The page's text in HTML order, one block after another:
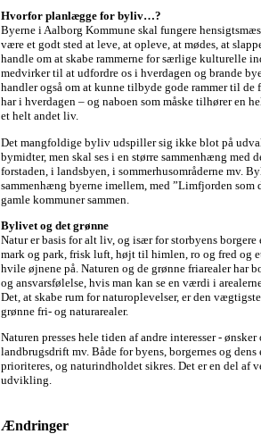
Hvorfor planlægge for byliv…?
Byerne i Aalborg Kommune skal fungere
være et godt sted at leve, at opleve, at mødes, at
handle om at skabe rammerne for særlige kulturelle
medvirker til at udfordre os i hverdagen og brande
handler også om at kunne tilbyde gode rammer til
har i hverdagen – og naboen som måske tilhører en
et helt andet liv.
Det mangfoldige byliv udspiller sig ikke blot på
bymidter, men skal ses i en større sammenhæng med
forstaden, i landsbyen, i sommerhusområderne mv.
sammenhæng byerne imellem, med ”Limfjorden som
gamle kommuner sammen.
Bylivet og det grønne
Natur er basis for alt liv, og især for storbyens
mark og park, frisk luft, højt til himlen, ro og fred og
hvile øjnene på. Naturen og de grønne friarealer har
og ansvarsfølelse, hvis man kan se en værdi i
Det, at skabe rum for naturoplevelser, er den
grønne fri- og naturarealer.
Naturen presses hele tiden af andre interesser -
landbrugsdrift mv. Både for byens, borgernes og
prioriteres, og naturindholdet sikres. Det er en del af
udvikling.
Ændringer